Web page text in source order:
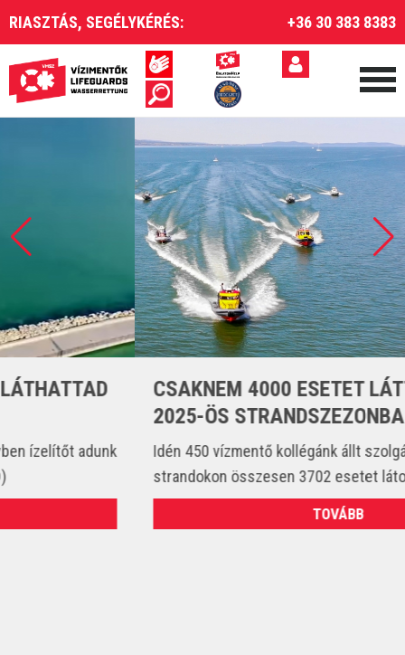
RIASZTÁS, SEGÉLYKÉRÉS: +36 30 383 8383
CSAKNEM 4000 ESETET LÁTTUNK EL A
2025-ÖS STRANDSZEZONBAN
Idén 450 vízmentő kollégánk állt szolgálatba és csak a
strandokon összesen 3702 esetet látott el. (VIDEÓ)